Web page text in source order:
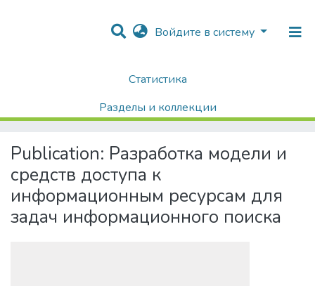
Войдите в систему
Статистика
Разделы и коллекции
Разработка модели и средств доступа к информационным ресурсам для задач информационного поиска
Publication: Разработка модели и
средств доступа к
информационным ресурсам для
задач информационного поиска